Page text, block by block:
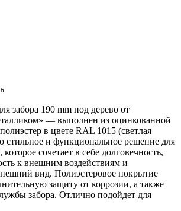
забора 190 mm под дерево от
— выполнен из оцинкованной
в цвете RAL 1015 (светлая
стильное и функциональное решение для
сочетает в себе долговечность,
к внешним воздействиям и
вид. Полиэстеровое покрытие
защиту от коррозии, а также
забора. Отлично подойдет для